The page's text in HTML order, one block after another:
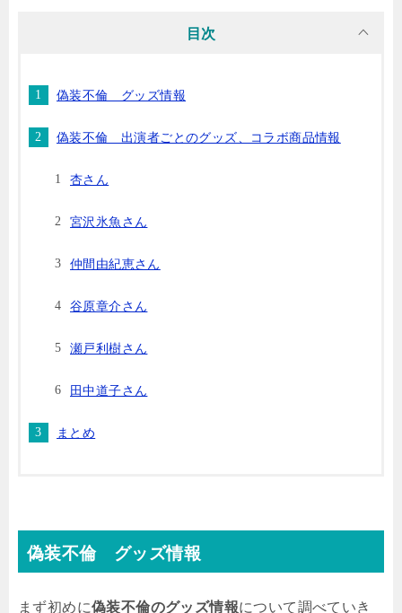
目次
偽装不倫 グッズ情報
偽装不倫 出演者ごとのグッズ、コラボ商品情報
杏さん
宮沢氷魚さん
仲間由紀恵さん
谷原章介さん
瀬戸利樹さん
田中道子さん
まとめ
偽装不倫 グッズ情報
まず初めに偽装不倫のグッズ情報について調べていき